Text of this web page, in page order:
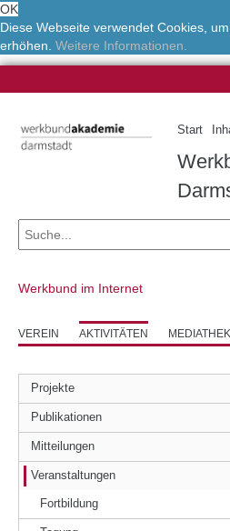
OK
Diese Webseite verwendet Cookies,
erhöhen. Weitere Informationen.
Start
Werkbund im Internet
VEREIN AKTIVITÄTEN MEDIATHEK
Projekte
Publikationen
Mitteilungen
Veranstaltungen
Fortbildung